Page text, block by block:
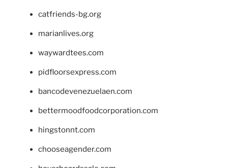
catfriends-bg.org
marianlives.org
waywardtees.com
pidfloorsexpress.com
bancodevenezuelaen.com
bettermoodfoodcorporation.com
hingstonnt.com
chooseagender.com